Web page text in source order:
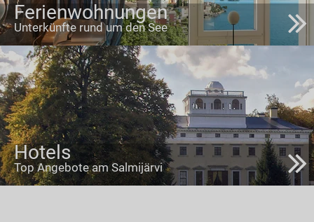
Ferienwohnungen
Unterkünfte rund um den See
Hotels
Top Angebote am Salmijärvi